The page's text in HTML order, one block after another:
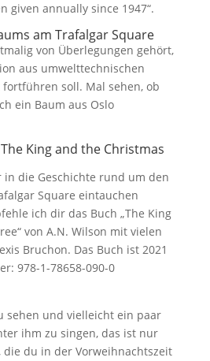
given annually since 1947“.
am Trafalgar Square
von Überlegungen gehört,
aus umwelttechnischen
soll. Mal sehen, ob
ein Baum aus Oslo
King and the Christmas
die Geschichte rund um den
Square eintauchen
ich dir das Buch „The King
von A.N. Wilson mit vielen
Bruchon. Das Buch ist 2021
978-1-78658-090-0
sehen und vielleicht ein paar
ihm zu singen, das ist nur
die du in der Vorweihnachtszeit